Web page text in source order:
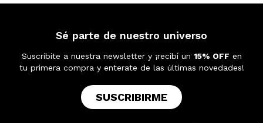
Sé parte de nuestro universo
Suscribite a nuestra newsletter y ¡recibí un 15% OFF en
tu primera compra y enterate de las últimas novedades!
SUSCRIBIRME